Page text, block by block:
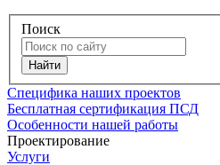
Поиск
Специфика наших проектов
Бесплатная сертификация ПСД
Особенности нашей работы
Проектирование
Услуги